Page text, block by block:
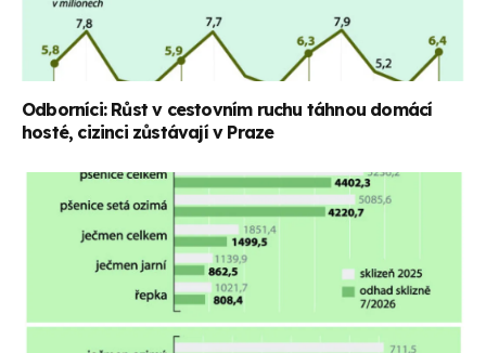
Odborníci: Růst v cestovním ruchu táhnou domácí
hosté, cizinci zůstávají v Praze